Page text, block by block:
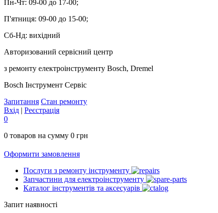
Пн-Чт: 09-00 до 17-00;
П'ятниця: 09-00 до 15-00;
Сб-Нд: вихідний
Авторизований сервісний центр
з ремонту електроінструменту Bosch, Dremel
Bosch Інструмент Сервіс
Запитання Стан ремонту
Вхід | Реєстрація
0
0 товаров на сумму 0 грн
Оформити замовлення
Послуги з ремонту інструменту
Запчастини для електроінструменту
Каталог інструментів та аксесуарів
Запит наявності